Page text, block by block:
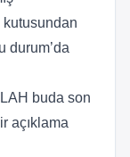
kutusundan
durum’da
buda son
açıklama